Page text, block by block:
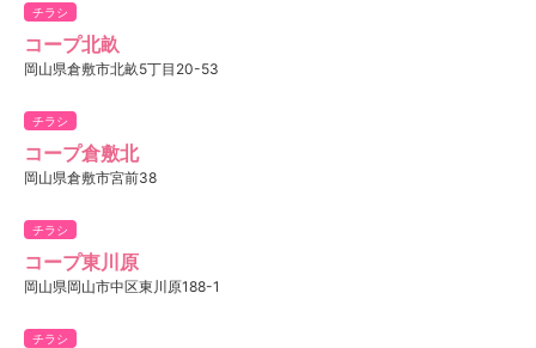
チラシ
コープ北畝
岡山県倉敷市北畝5丁目20-53
チラシ
コープ倉敷北
岡山県倉敷市宮前38
チラシ
コープ東川原
岡山県岡山市中区東川原188-1
チラシ